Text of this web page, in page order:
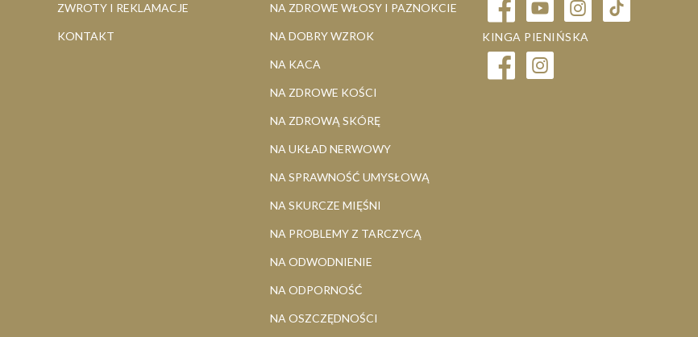
ZWROTY I REKLAMACJE
KONTAKT
NA ZDROWE WŁOSY I PAZNOKCIE
NA DOBRY WZROK
NA KACA
NA ZDROWE KOŚCI
NA ZDROWĄ SKÓRĘ
NA UKŁAD NERWOWY
NA SPRAWNOŚĆ UMYSŁOWĄ
NA SKURCZE MIĘŚNI
NA PROBLEMY Z TARCZYCĄ
NA ODWODNIENIE
NA ODPORNOŚĆ
NA OSZCZĘDNOŚCI
KINGA PIENIŃSKA